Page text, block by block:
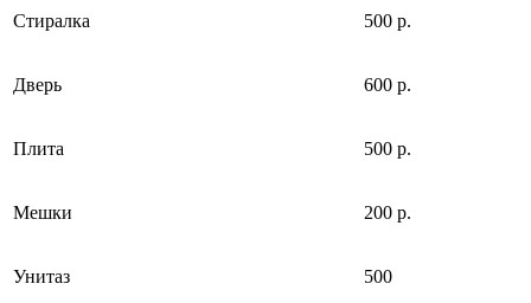
Стиралка 500 р.
Дверь 600 р.
Плита 500 р.
Мешки 200 р.
Унитаз 500